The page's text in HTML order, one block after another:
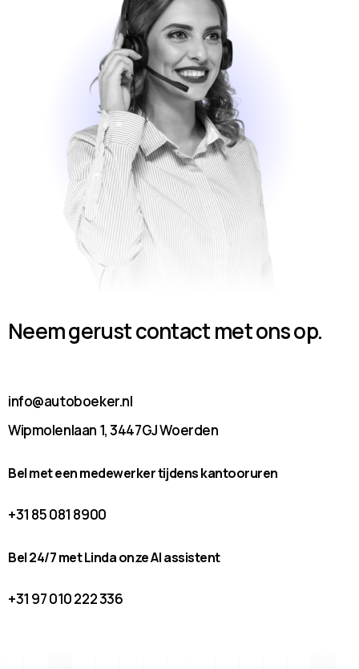
Neem gerust contact met ons op.
info@autoboeker.nl
Wipmolenlaan 1, 3447GJ Woerden
Bel met een medewerker tijdens kantooruren
+31 85 081 8900
Bel 24/7 met Linda onze AI assistent
+31 97 010 222 336